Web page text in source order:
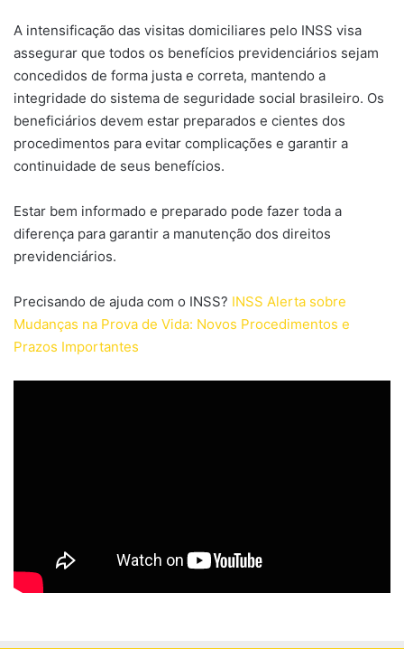
A intensificação das visitas domiciliares pelo INSS visa
assegurar que todos os benefícios previdenciários sejam
concedidos de forma justa e correta, mantendo a
integridade do sistema de seguridade social brasileiro. Os
beneficiários devem estar preparados e cientes dos
procedimentos para evitar complicações e garantir a
continuidade de seus benefícios.
Estar bem informado e preparado pode fazer toda a
diferença para garantir a manutenção dos direitos
previdenciários.
Precisando de ajuda com o INSS? INSS Alerta sobre
Mudanças na Prova de Vida: Novos Procedimentos e
Prazos Importantes